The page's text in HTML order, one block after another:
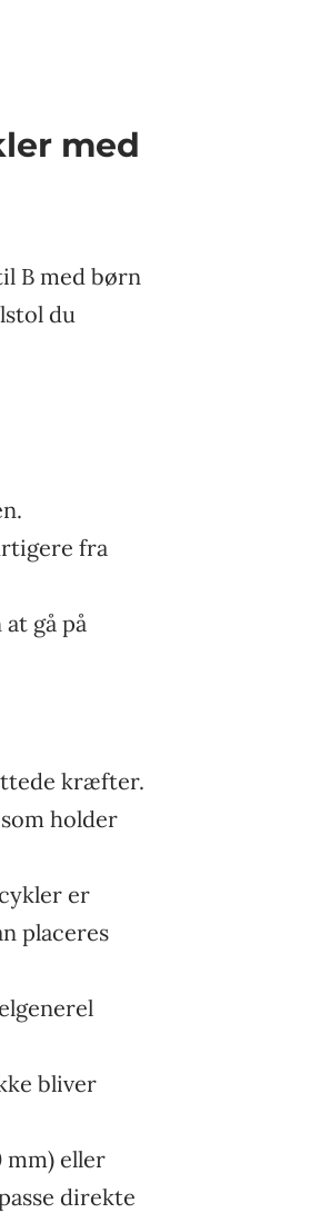
med
B med børn
du
fra
gå på
kræfter.
holder
er
placeres
bliver
mm) eller
direkte